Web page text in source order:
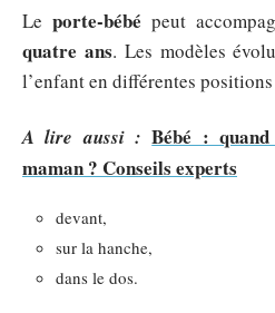
Le porte-bébé peut
quatre ans. Les modèles
l’enfant en différentes
A lire aussi : Bébé :
maman ? Conseils experts
devant,
sur la hanche,
dans le dos.